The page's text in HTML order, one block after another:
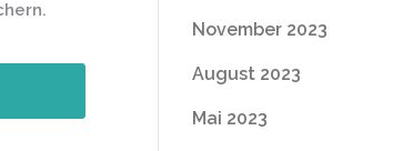
November 2023
August 2023
Mai 2023